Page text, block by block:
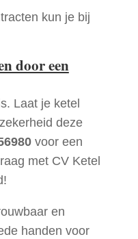
kun je bij
door een
Laat je ketel
deze
voor een
met CV Ketel
en
handen voor